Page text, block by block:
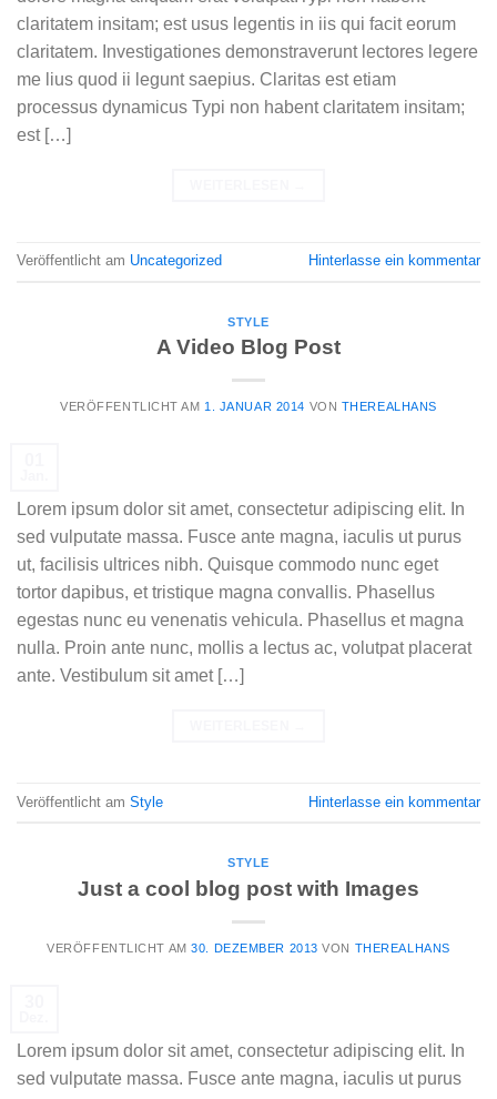
claritatem insitam; est usus legentis in iis qui facit eorum
claritatem. Investigationes demonstraverunt lectores legere
me lius quod ii legunt saepius. Claritas est etiam
processus dynamicus Typi non habent claritatem insitam;
est […]
Veröffentlicht am Uncategorized Hinterlasse ein kommentar
STYLE
A Video Blog Post
VERÖFFENTLICHT AM 1. JANUAR 2014 VON THEREALHANS
Lorem ipsum dolor sit amet, consectetur adipiscing elit. In
sed vulputate massa. Fusce ante magna, iaculis ut purus
ut, facilisis ultrices nibh. Quisque commodo nunc eget
tortor dapibus, et tristique magna convallis. Phasellus
egestas nunc eu venenatis vehicula. Phasellus et magna
nulla. Proin ante nunc, mollis a lectus ac, volutpat placerat
ante. Vestibulum sit amet […]
Veröffentlicht am Style Hinterlasse ein kommentar
STYLE
Just a cool blog post with Images
VERÖFFENTLICHT AM30. DEZEMBER 2013 VON THEREALHANS
Lorem ipsum dolor sit amet, consectetur adipiscing elit. In
sed vulputate massa. Fusce ante magna, iaculis ut purus